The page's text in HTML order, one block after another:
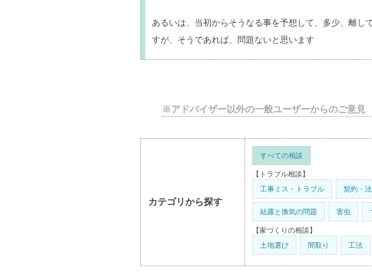
あるいは、当初からそうなる事を予想して、多少、離し
すが、そうであれば、問題ないと思います
※アドバイザー以外の一般ユーザーからのご意見
カテゴリから探す
すべての相談
【トラブル相談】
工事ミス・トラブル
契約・
結露と換気の問題 害虫
【家づくりの相談】
土地選び
間取り 工法